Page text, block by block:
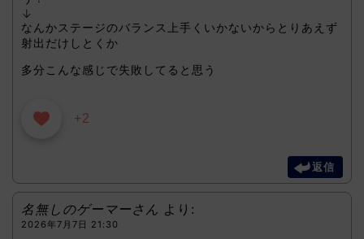
↓
なんかステージのバランス上手くいかないからとりあえず
射出だけしとくか
多分こんな感じで失敗してると思う
+2
返信
名無しのゲーマーさん より:
2026年7月7日 21:30